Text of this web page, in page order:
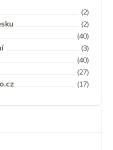
(2)
(2)
(40)
(3)
(40)
(27)
(17)